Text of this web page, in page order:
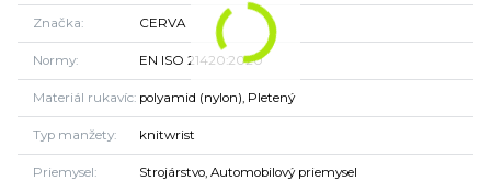
Značka CERVA
Normy EN ISO 21420:2020
Materiál rukavíc polyamid (nylon), Pletený
Typ manžety knitwrist
Priemysel Strojárstvo, Automobilový priemysel